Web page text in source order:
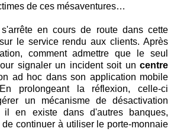
de ces mésaventures…
en cours de route dans cette
le service rendu aux clients. Après
comment admettre que le seul
signaler un incident soit un centre
ad hoc dans son application mobile
prolongeant la réflexion, celle-ci
un mécanisme de désactivation
il en existe dans d'autres banques,
de continuer à utiliser le porte-monnaie